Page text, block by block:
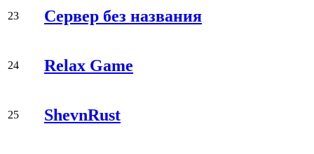
23 Сервер без названия
24 Relax Game
25 ShevnRust